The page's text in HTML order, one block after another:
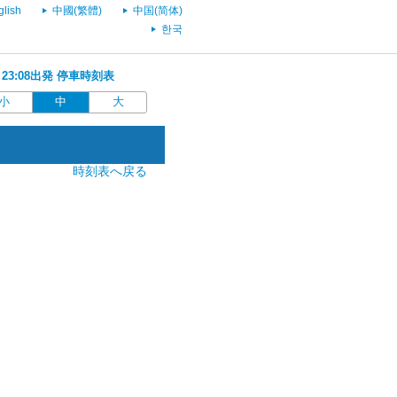
中國(繁體)
中国(简体)
한국
出発 停車時刻表
中 大
時刻表へ戻る